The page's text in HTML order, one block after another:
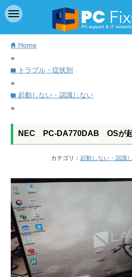
home Home
»
folder
トラブル・症状別
»
folder 起動しない・認識しない
»
NEC PC-DA770DAB OSが
カテゴリ： 起動しない・認識